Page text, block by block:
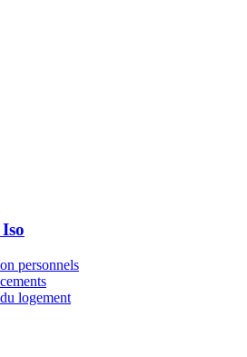
personnels
logement